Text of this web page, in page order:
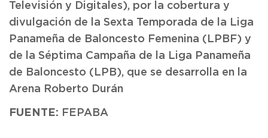
Televisión y Digitales), por la cobertura y
divulgación de la Sexta Temporada de la Liga
Panameña de Baloncesto Femenina (LPBF) y
de la Séptima Campaña de la Liga Panameña
de Baloncesto (LPB), que se desarrolla en la
Arena Roberto Durán
FUENTE: FEPABA